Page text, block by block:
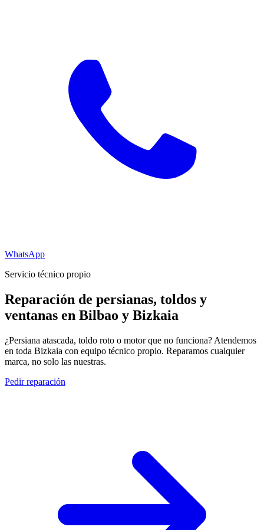
WhatsApp
Servicio técnico propio
Reparación de persianas, toldos y
ventanas en Bilbao y Bizkaia
¿Persiana atascada, toldo roto o motor que no funciona? Atendemos
en toda Bizkaia con equipo técnico propio. Reparamos cualquier
marca, no solo las nuestras.
Pedir reparación